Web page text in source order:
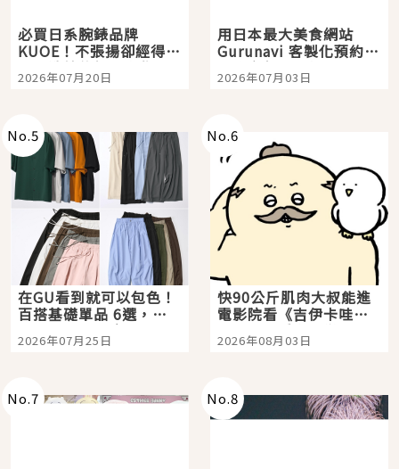
必買日系腕錶品牌
KUOE！不張揚卻經得起
時間洗鍊的經典之作五
選
2026年07月20日
用日本最大美食網站
Gurunavi 客製化預約九
大都市餐廳，打造專屬
美食體驗！
2026年07月03日
No.5
在GU看到就可以包色！
百搭基礎單品 6選，閉
眼全收也不心疼
2026年07月25日
No.6
快90公斤肌肉大叔能進
電影院看《吉伊卡哇》
嗎？日本重金屬樂團
「打首」會長與nagano
2026年08月03日
No.7 No.8